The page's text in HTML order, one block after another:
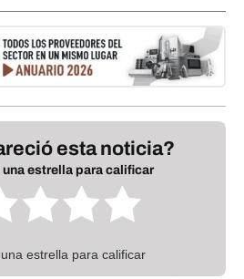
esta noticia?
una estrella para calificar
estrella para calificar